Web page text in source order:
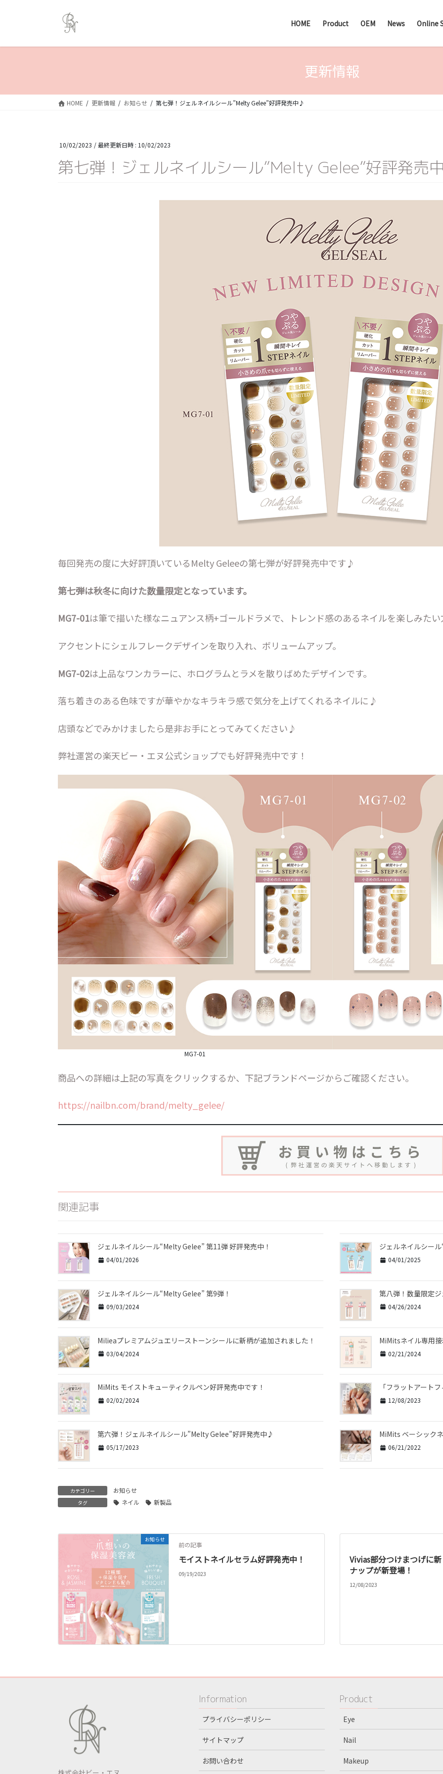
HOME Product OEM News Online
更新情報
HOME 更新情報 お知らせ 第七弾！ジェルネイルシール”Melty Gelee”好評発売中♪
10/02/2023 / 最終更新日時 : 10/02/2023
第七弾！ジェルネイルシール”Melty Gelee”好評発売
毎回発売の度に大好評頂いているMelty Geleeの第七弾が好評発売中です♪
第七弾は秋冬に向けた数量限定となっています。
MG7-01は筆で描いた様なニュアンス柄+ゴールドラメで、トレンド感のあるネイルを楽しみた
アクセントにシェルフレークデザインを取り入れ、ボリュームアップ。
MG7-02は上品なワンカラーに、ホログラムとラメを散りばめたデザインです。
落ち着きのある色味ですが華やかなキラキラ感で気分を上げてくれるネイルに♪
店頭などでみかけましたら是非お手にとってみてください♪
弊社運営の楽天ビー・エヌ公式ショップでも好評発売中です！
MG7-01
商品への詳細は上記の写真をクリックするか、下記ブランドページからご確認ください。
https://nailbn.com/brand/melty_gelee/
関連記事
ジェルネイルシール“Melty Gelee” 第11弾 好評発売中！
04/01/2026
ジェルネイルシー
04/01/2025
ジェルネイルシール“Melty Gelee” 第9弾！
09/03/2024
第八弾！数量限定
04/26/2024
Milieaプレミアムジュエリーストーンシールに新柄が追加されました！
03/04/2024
MiMitsネイル専用
02/21/2024
MiMits モイストキューティクルペン好評発売中です！
02/02/2024
「フラットアート
12/08/2023
第六弾！ジェルネイルシール”Melty Gelee”好評発売中♪
05/17/2023
MiMits ベーシック
06/21/2022
カテゴリー お知らせ
タグ ネイル 新製品
お知らせ
前の記事
モイストネイルセラム好評発売中！
09/19/2023
Vivias部分つけまつげに
ナップが新登場！
12/08/2023
Information
プライバシーポリシー
サイトマップ
お問い合わせ
Product
Eye
Nail
Makeup